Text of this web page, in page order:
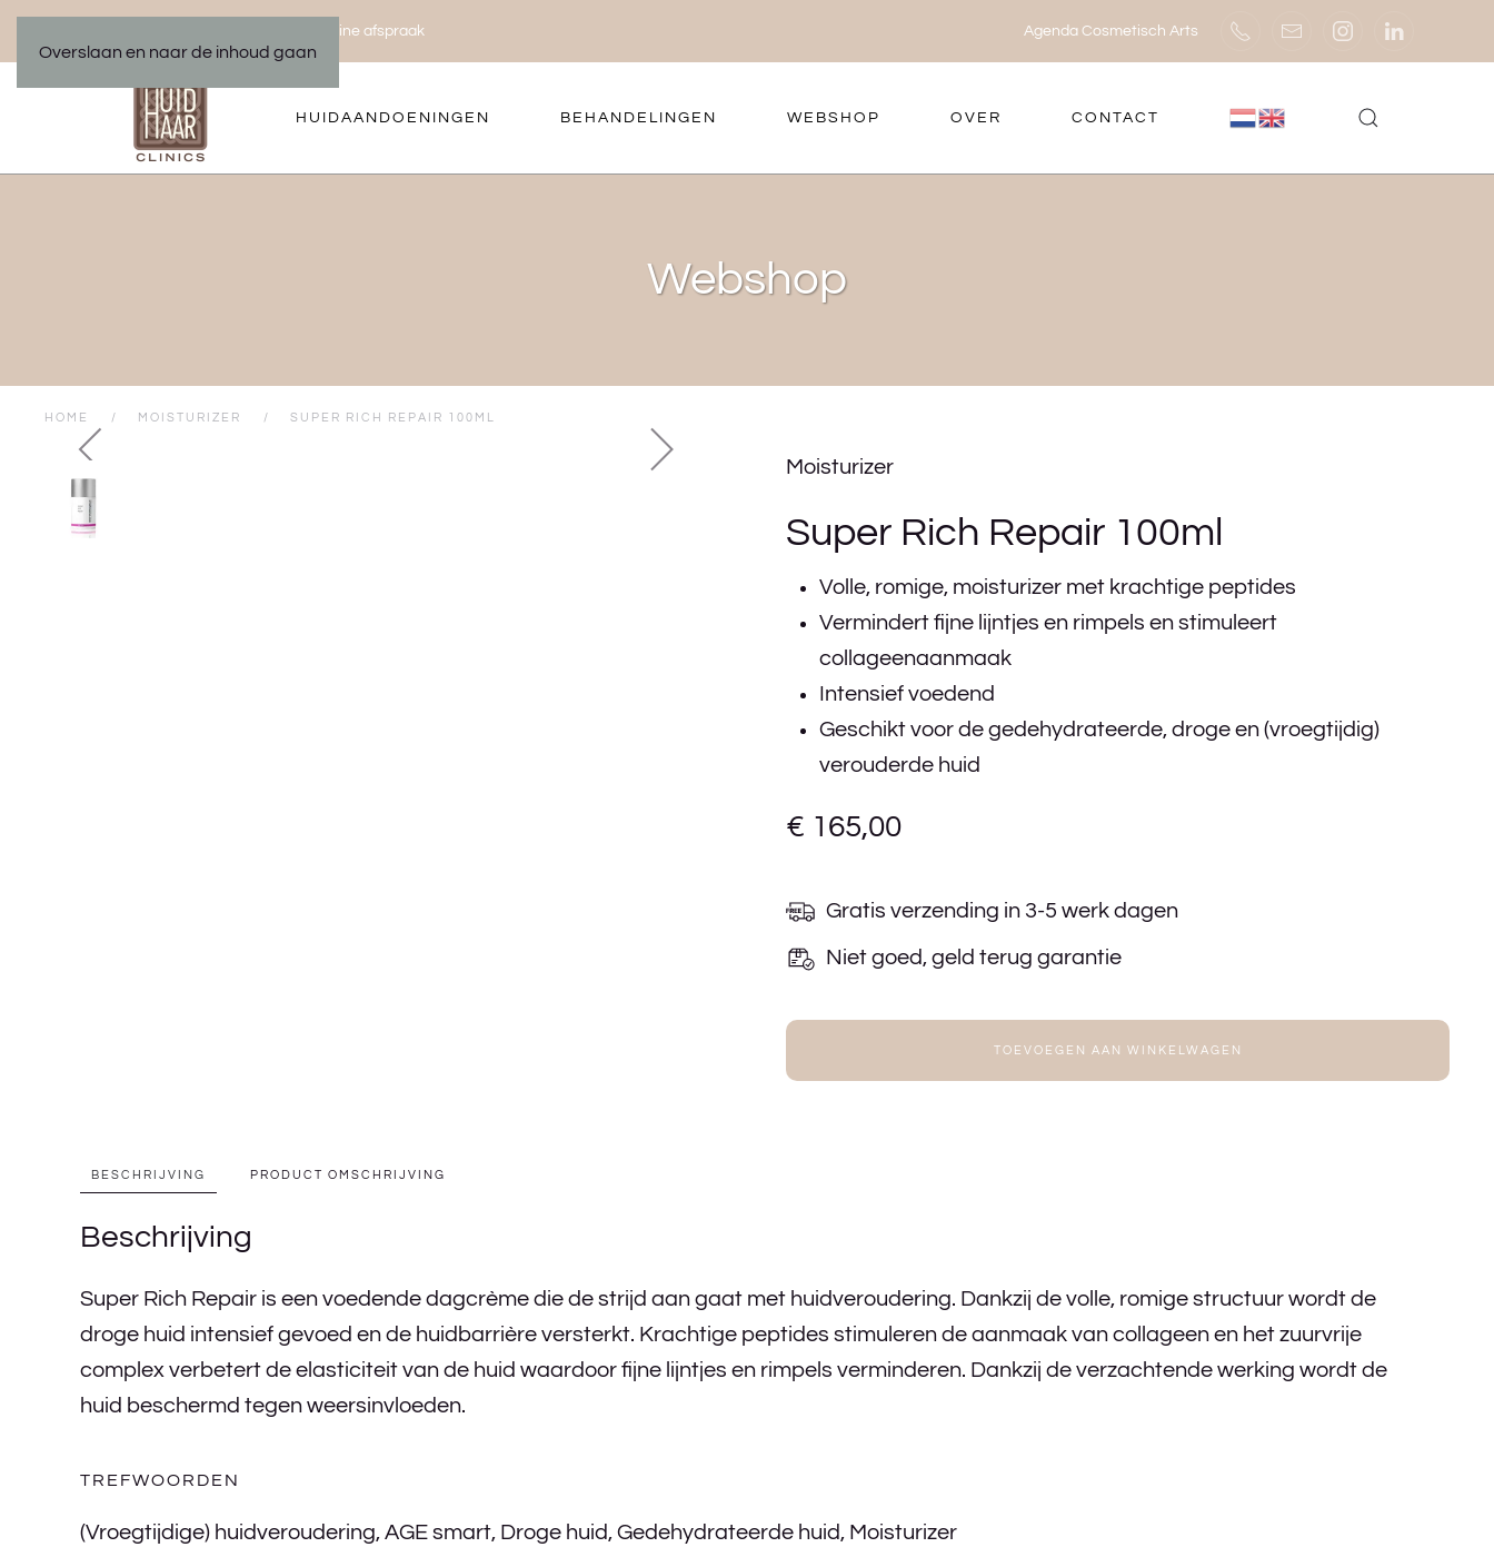
Overslaan en naar de inhoud gaan
Maak een online afspraak Agenda Cosmetisch Arts
HUIDAANDOENINGEN BEHANDELINGEN WEBSHOP OVER CONTACT
Webshop
HOME MOISTURIZER SUPER RICH REPAIR 100ML
Moisturizer
Super Rich Repair 100ml
Volle, romige, moisturizer met krachtige peptides
Vermindert fijne lijntjes en rimpels en stimuleert
collageenaanmaak
Intensief voedend
Geschikt voor de gedehydrateerde, droge en (vroegtijdig)
verouderde huid
€ 165,00
Gratis verzending in 3-5 werk dagen
Niet goed, geld terug garantie
TOEVOEGEN AAN WINKELWAGEN
BESCHRIJVING PRODUCT OMSCHRIJVING
Beschrijving
Super Rich Repair is een voedende dagcrème die de strijd aan gaat met huidveroudering. Dankzij de volle, romige structuur wordt de
droge huid intensief gevoed en de huidbarrière versterkt. Krachtige peptides stimuleren de aanmaak van collageen en het zuurvrije
complex verbetert de elasticiteit van de huid waardoor fijne lijntjes en rimpels verminderen. Dankzij de verzachtende werking wordt de
huid beschermd tegen weersinvloeden.
TREFWOORDEN
(Vroegtijdige) huidveroudering, AGE smart, Droge huid, Gedehydrateerde huid, Moisturizer